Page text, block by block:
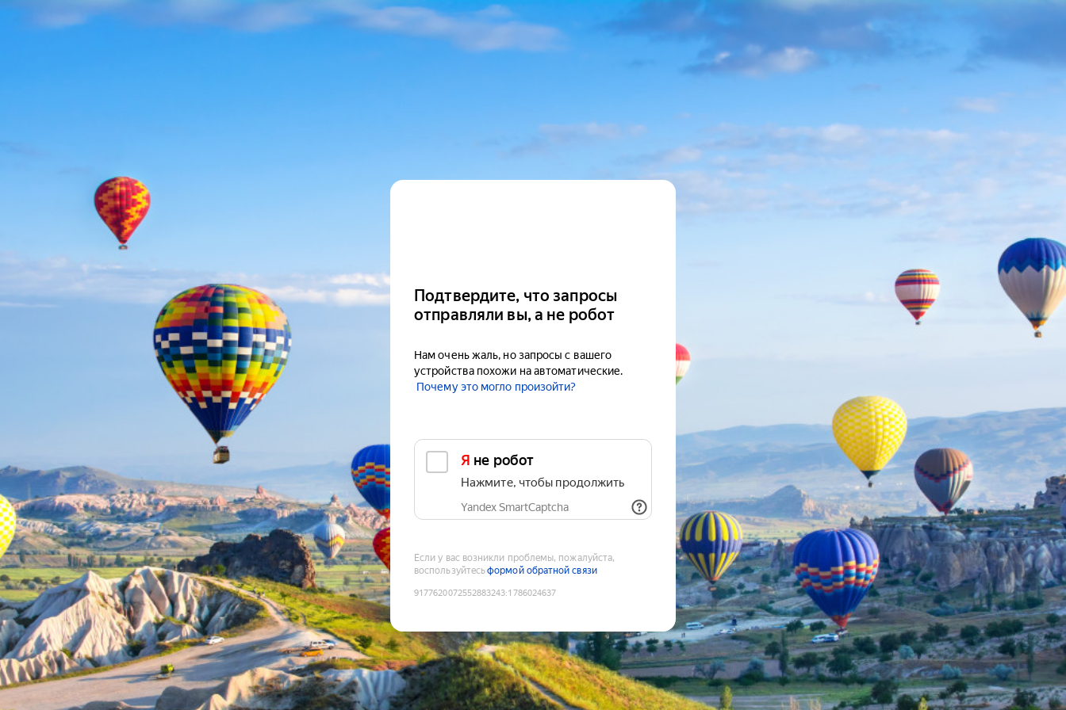
Подтвердите, что запросы
отправляли вы, а не робот
Нам очень жаль, но запросы с вашего
устройства похожи на автоматические.
Почему это могло произойти?
Я не робот
Нажмите, чтобы продолжить
Yandex SmartCaptcha
Если у вас возникли проблемы, пожалуйста,
воспользуйтесьформой обратной связи
9177620072552883243:1786024637